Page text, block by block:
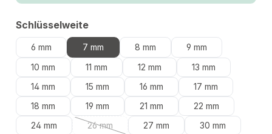
Schlüsselweiteauswählen
6 mm 7 mm 8 mm
9 mm
10 mm
11 mm 12 mm
13 mm
14 mm
15 mm 16 mm
17 mm
18 mm
19 mm 21 mm
22 mm
24 mm
26 mm
(Diese Option ist zurzeit nicht verfügbar.)
27 mm
30 mm